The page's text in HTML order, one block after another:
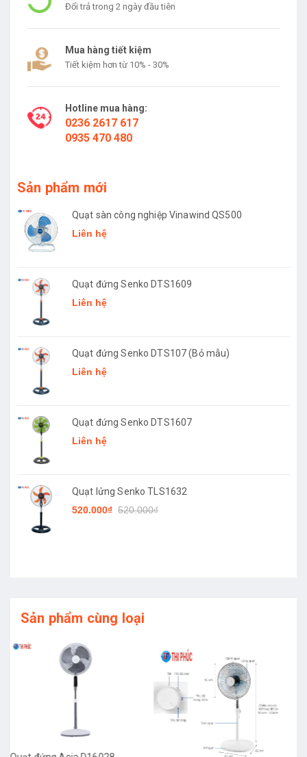
Đổi trả trong 2 ngày đầu tiên
Mua hàng tiết kiệm
Tiết kiệm hơn từ 10% - 30%
Hotline mua hàng:
0236 2617 617
0935 470 480
Sản phẩm mới
Quạt sàn công nghiệp Vinawind QS500
Liên hệ
Quạt đứng Senko DTS1609
Liên hệ
Quạt đứng Senko DTS107 (Bỏ mẫu)
Liên hệ
Quạt đứng Senko DTS1607
Liên hệ
Quạt lửng Senko TLS1632
520.000₫ 520.000₫
Sản phẩm cùng loại